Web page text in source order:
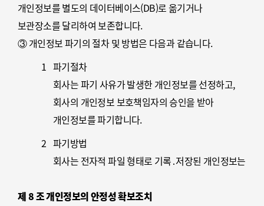
개인정보를 별도의 데이터베이스(DB)로 옮기거나
보관장소를 달리하여 보존합니다.
③ 개인정보 파기의 절차 및 방법은 다음과 같습니다.
1 파기절차
회사는 파기 사유가 발생한 개인정보를 선정하고,
회사의 개인정보 보호책임자의 승인을 받아
개인정보를 파기합니다.
2 파기방법
회사는 전자적 파일 형태로 기록․저장된 개인정보는
Format) 등의 방법을 이용하여 파기하며, 종이
제 8 조 개인정보의 안정성 확보조치